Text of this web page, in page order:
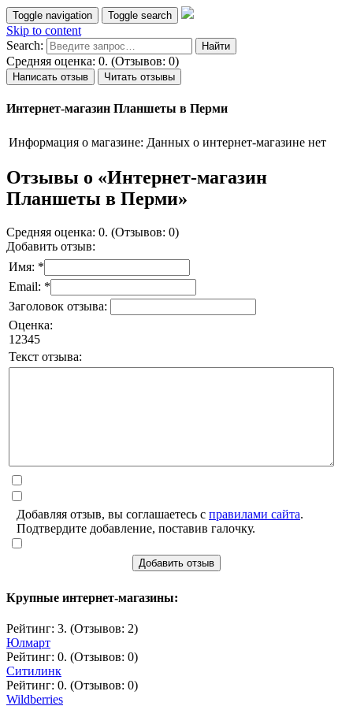
Toggle navigation Toggle search
Skip to content
Search:
Средняя оценка: 0. (Отзывов: 0)
Написать отзыв Читать отзывы
Интернет-магазин Планшеты в Перми
Информация о магазине: Данных о интернет-магазине нет
Отзывы о «Интернет-магазин
Планшеты в Перми»
Средняя оценка: 0. (Отзывов: 0)
Добавить отзыв:
Имя: *
Email: *
Заголовок отзыва:
Оценка:
1 2345
Текст отзыва:
Добавляя отзыв, вы соглашаетесь с правилами сайта.
Подтвердите добавление, поставив галочку.
Добавить отзыв
Крупные интернет-магазины:
Рейтинг: 3. (Отзывов: 2)
Юлмарт
Рейтинг: 0. (Отзывов: 0)
Ситилинк
Рейтинг: 0. (Отзывов: 0)
Wildberries